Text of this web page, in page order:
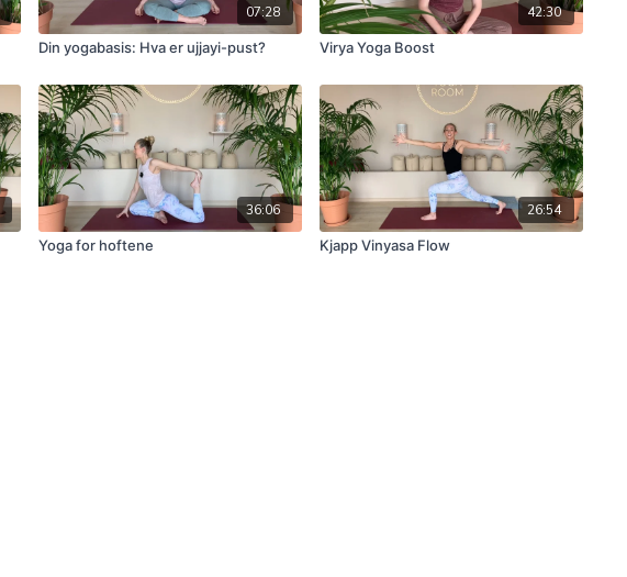
07:28
Din yogabasis: Hva er ujjayi-pust?
42:30
Virya Yoga Boost
36:06
Yoga for hoftene
26:54
Kjapp Vinyasa Flow